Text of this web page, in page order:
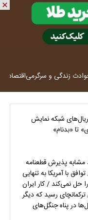
زندگی و سرگرمیاقتصاد
شبکه نمایش
تا «بدنام»
پذیرش قطعنامه
/ توافق با آمریکا به تنهایی
حل نمی‌کند / کار ایران
رسید که دیگر
در پناه جنگل‌های